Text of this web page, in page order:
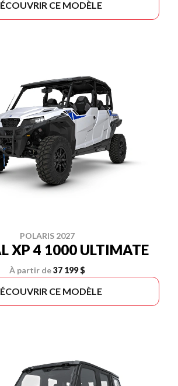
CE MODÈLE
POLARIS 2027
XP 4 1000 ULTIMATE
À partir de37 199 $
CE MODÈLE